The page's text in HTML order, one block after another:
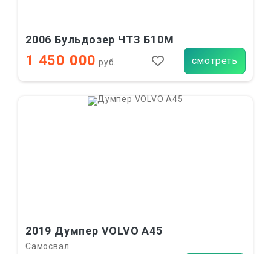
2006 Бульдозер ЧТЗ Б10М
1 450 000 руб. смотреть
2019 Думпер VOLVO A45
Самосвал